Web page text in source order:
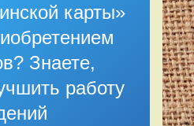
карты»
Знаете,
работу